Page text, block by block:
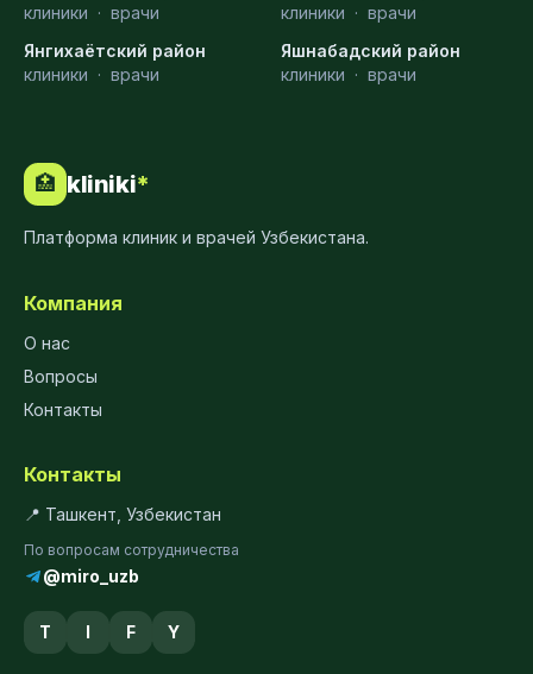
клиники · врачи
клиники · врачи
Янгихаётский район
клиники · врачи
Яшнабадский район
клиники · врачи
🏥 kliniki*
Платформа клиник и врачей Узбекистана.
Компания
О нас
Вопросы
Контакты
Контакты
📍 Ташкент, Узбекистан
По вопросам сотрудничества
@miro_uzb
T I F Y